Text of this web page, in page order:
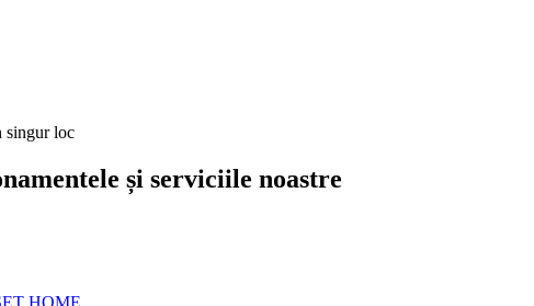
singur loc
și serviciile noastre
HOME